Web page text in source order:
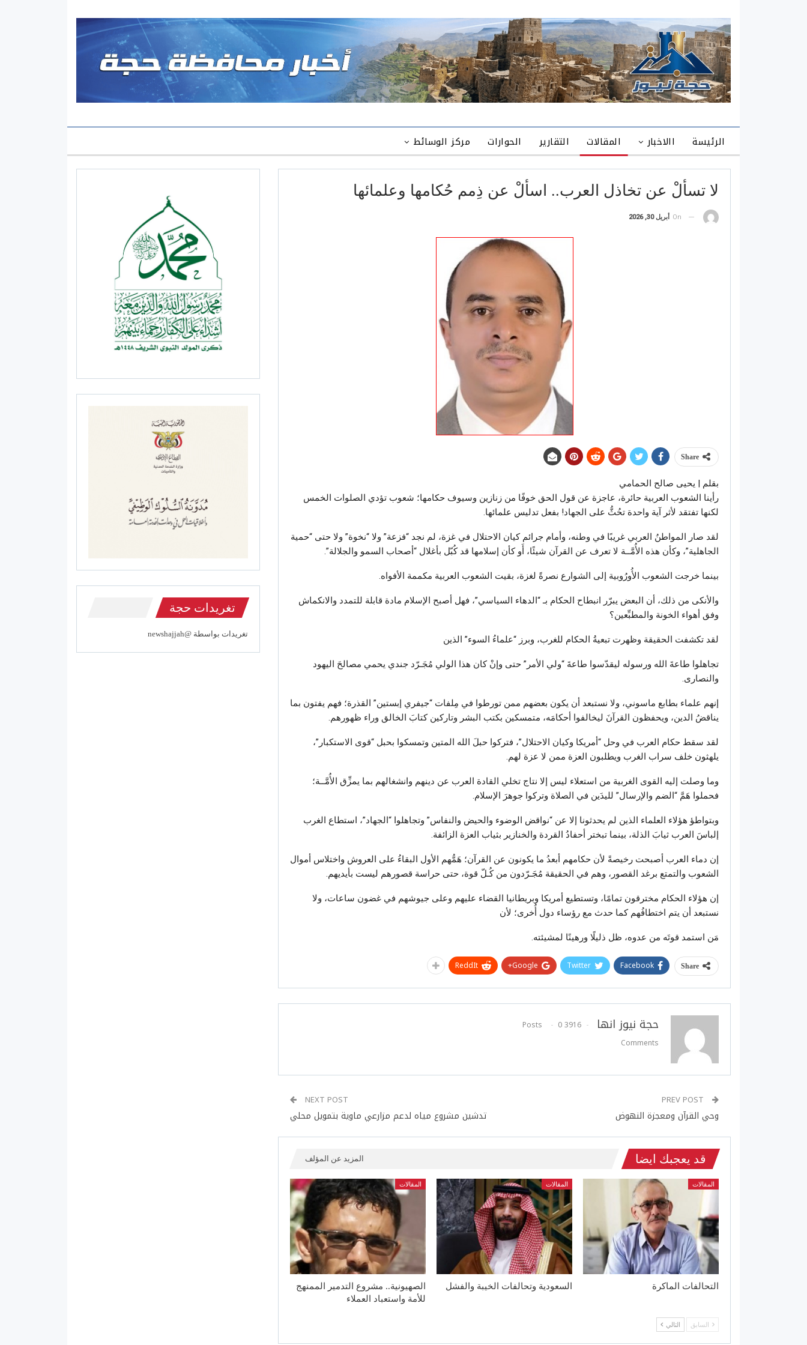
الرئيسة االاخبار المقالات التقارير الحوارات مركز الوسائط
لا تسألْ عن تخاذل العرب.. اسألْ عن ذِمم حُكامها وعلمائها
On أبريل 30, 2026
Share
بقلم | يحيى صالح الحمامي
رأينا الشعوب العربية حائرة، عاجزة عن قول الحق خوفًا من زنازين وسيوف حكامها؛ شعوب تؤدي الصلوات الخمس
لكنها تفتقد لأثر آية واحدة تحُثُّ على الجهاد! بفعل تدليس علمائها.
لقد صار المواطنُ العربي غريبًا في وطنه، وأمام جرائم كيان الاحتلال في غزة، لم نجد “فزعة” ولا “نخوة” ولا حتى “حمية
الجاهلية”، وكأن هذه الأُمَّــة لا تعرف عن القرآن شيئًا، أَو كأن إسلامها قد كُبّل بأغلال “أصحاب السمو والجلالة”.
بينما خرجت الشعوب الأُورُوبية إلى الشوارع نصرةً لغزة، بقيت الشعوب العربية مكممة الأفواه.
والأنكى من ذلك، أن البعض يبرّر انبطاح الحكام بـ “الدهاء السياسي”، فهل أصبح الإسلام مادة قابلة للتمدد والانكماش
وفق أهواء الخونة والمطبِّعين؟
لقد تكشفت الحقيقة وظهرت تبعيةُ الحكام للغرب، وبرز “علماءُ السوء” الذين
تجاهلوا طاعةَ الله ورسوله ليقدّسوا طاعةَ “ولي الأمر” حتى وإنْ كان هذا الولي مُجَـرّد جندي يحمي مصالحَ اليهود
والنصارى.
إنهم علماء بطابع ماسوني، ولا نستبعد أن يكون بعضهم ممن تورطوا في مِلفات “جيفري إبستين” القذرة؛ فهم يفتون بما
يناقضُ الدين، ويحفظون القرآنَ ليخالفوا أحكامَه، متمسكين بكتب البشر وتاركين كتابَ الخالق وراء ظهورهم.
لقد سقط حكام العرب في وحل “أمريكا وكيان الاحتلال”، فتركوا حبلَ الله المتين وتمسكوا بحبل “قوى الاستكبار”،
يلهثون خلف سراب الغرب ويطلبون العزة ممن لا عزة لهم.
وما وصلت إليه القوى الغربية من استعلاء ليس إلا نتاج تخلي القادة العرب عن دينهم وانشغالهم بما يمزِّق الأُمَّــة؛
فحملوا هَمَّ “الضم والإرسال” لليدَين في الصلاة وتركوا جوهرَ الإسلام.
وبتواطؤ هؤلاء العلماء الذين لم يحدثونا إلا عن “نواقض الوضوء والحيض والنفاس” وتجاهلوا “الجهاد”، استطاع الغرب
إلباسَ العرب ثيابَ الذلة، بينما تبختر أحفادُ القردة والخنازير بثياب العزة الزائفة.
إن دماء العرب أصبحت رخيصةً لأن حكامهم أبعدُ ما يكونون عن القرآن؛ هَمُّهم الأول البقاءُ على العروش واختلاس أموال
الشعوب والتمتع برغد القصور، وهم في الحقيقة مُجَـرّدون من كُـلّ قوة، حتى حراسة قصورهم ليست بأيديهم.
إن هؤلاء الحكام مخترقون تمامًا، وتستطيع أمريكا وبريطانيا القضاء عليهم وعلى جيوشهم في غضون ساعات، ولا
نستبعد أن يتم اختطافُهم كما حدث مع رؤساء دول أُخرى؛ لأن
مَن استمد قوتَه من عدوه، ظل ذليلًا ورهينًا لمشيئته.
Share
Facebook
Twitter
Google+
ReddIt
حجة نيوز انها 3916 Posts
0
Comments
وحي القرآن ومعجزة النهوض
NEXT POST
تدشين مشروع مياه لدعم مزارعي ماوية بتمويل محلي
قد يعجبك ايضا المزيد عن المؤلف
المقالات
التحالفات الماكرة
المقالات
السعودية وتحالفات الخيبة والفشل
المقالات
الصهيونية.. مشروع التدمير الممنهج
للأمة واستعباد العملاء
السابق التالي
تغريدات حجة
تغريدات بواسطة @newshajjah